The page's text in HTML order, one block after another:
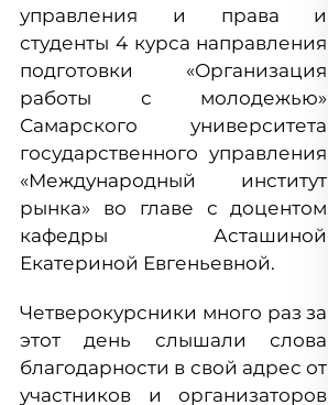
управления и права и
студенты 4 курса направления
подготовки «Организация
работы с молодежью»
Самарского университета
государственного управления
«Международный институт
рынка» во главе с доцентом
кафедры Асташиной
Екатериной Евгеньевной.
Четверокурсники много раз за
этот день слышали слова
благодарности в свой адрес от
участников и организаторов